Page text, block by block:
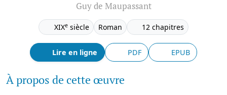
Guy de Maupassant
XIXesiècle Roman 12 chapitres
Lire en ligne PDF EPUB
À propos de cette œuvre